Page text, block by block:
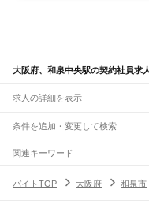
大阪府、和泉中央駅の契約社員求
求人の詳細を表示
条件を追加・変更して検索
市区町村を追加・変更
大阪府すべて
駅を追加・変更
関連キーワード
バイトTOP
大阪府 和泉市